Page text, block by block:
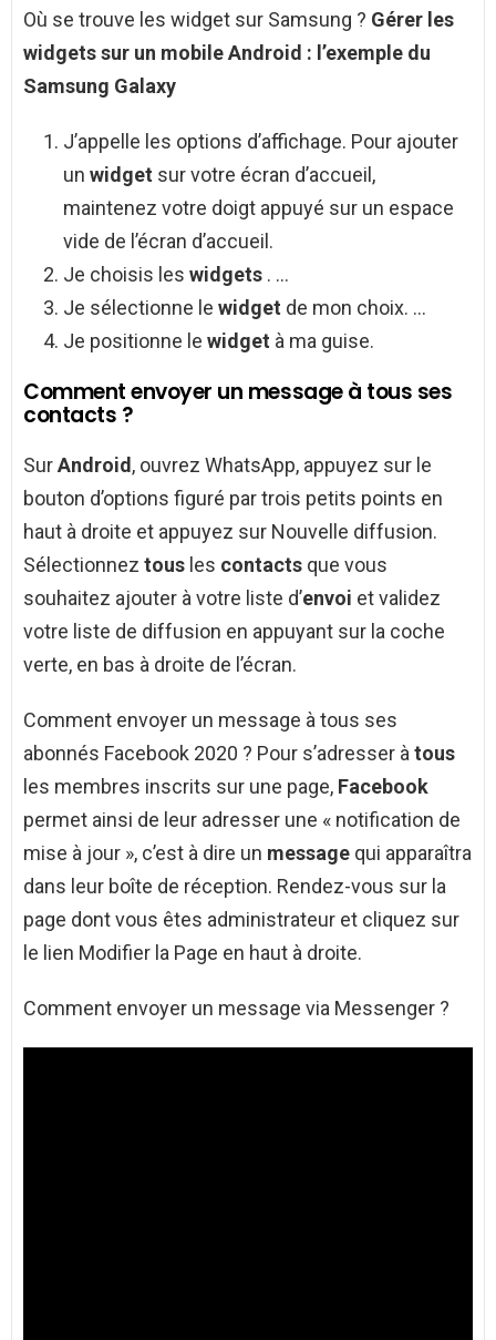
Où se trouve les widget sur Samsung ? Gérer les
widgetssur un mobileAndroid : l’exemple du
Samsung Galaxy
J’appelle les options d’affichage. Pour ajouter
un widget sur votre écran d’accueil,
maintenez votre doigt appuyé sur un espace
vide de l’écran d’accueil.
Je choisis les widgets . …
Je sélectionne le widget de mon choix. …
Je positionne le widget à ma guise.
Comment envoyer un message à tous ses
contacts ?
SurAndroid, ouvrez WhatsApp, appuyez sur le
bouton d’options figuré par trois petits points en
haut à droite et appuyez sur Nouvelle diffusion.
Sélectionnez tous les contacts que vous
souhaitez ajouter à votre liste d’envoi et validez
votre liste de diffusion en appuyant sur la coche
verte, en bas à droite de l’écran.
Comment envoyer un message à tous ses
abonnés Facebook 2020 ? Pour s’adresser àtous
les membres inscrits sur une page, Facebook
permet ainsi de leur adresser une « notification de
mise à jour », c’est à dire un message qui apparaîtra
dans leur boîte de réception. Rendez-vous sur la
page dont vous êtes administrateur et cliquez sur
le lien Modifier la Page en haut à droite.
Comment envoyer un message via Messenger ?